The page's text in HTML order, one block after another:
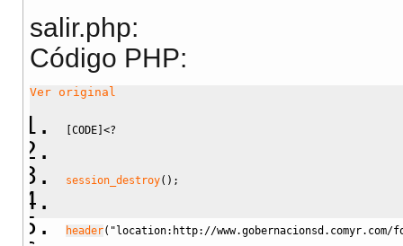
salir.php:
Código PHP:
Ver original
[CODE] <?
session_destroy( ) ;
header( "location:http://